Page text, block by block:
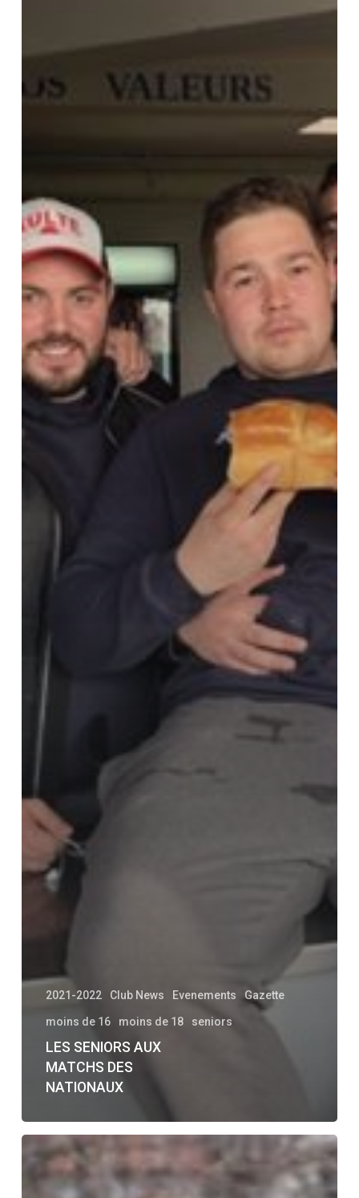
2021-2022 Club News Evenements Gazette
moins de 16 moins de 18 seniors
LES SENIORS AUX
MATCHS DES
NATIONAUX